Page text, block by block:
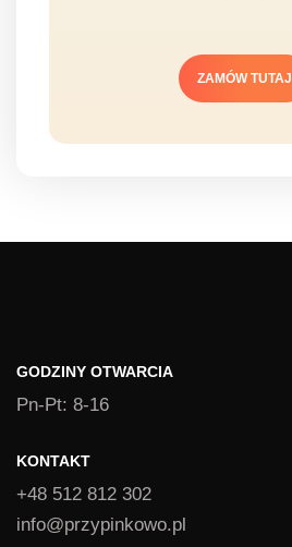
ZAMÓW TUTAJ
GODZINY OTWARCIA
Pn-Pt: 8-16
KONTAKT
+48 512 812 302
info@przypinkowo.pl